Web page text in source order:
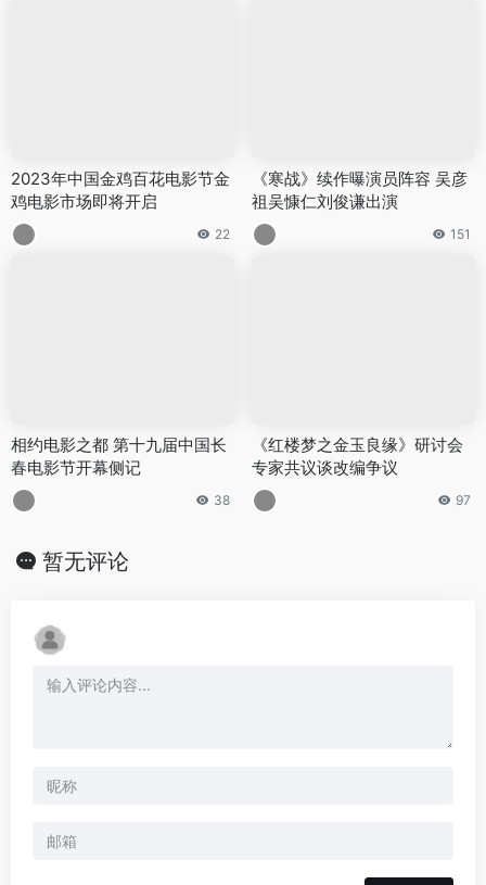
2023年中国金鸡百花电影节金
鸡电影市场即将开启
22
《寒战》续作曝演员阵容 吴彦
祖吴慷仁刘俊谦出演
151
相约电影之都 第十九届中国长
春电影节开幕侧记
38
《红楼梦之金玉良缘》研讨会
专家共议谈改编争议
97
暂无评论